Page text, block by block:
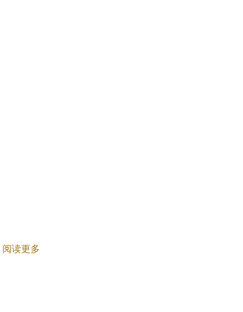
阅读更多